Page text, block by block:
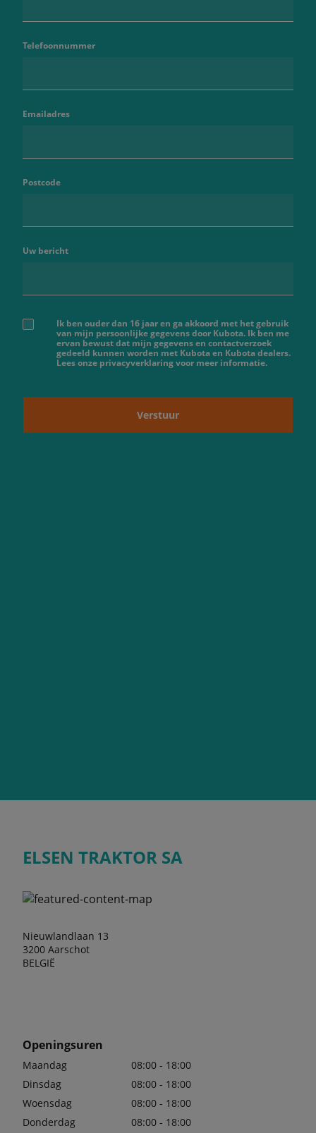
Telefoonnummer
Emailadres
Postcode
Uw bericht
Ik ben ouder dan 16 jaar en ga akkoord met het gebruik
van mijn persoonlijke gegevens door Kubota. Ik ben me
ervan bewust dat mijn gegevens en contactverzoek
gedeeld kunnen worden met Kubota en Kubota dealers.
Lees onze privacyverklaring voor meer informatie.
Verstuur
ELSEN TRAKTOR SA
Nieuwlandlaan 13
3200 Aarschot
BELGIË
Openingsuren
Maandag
08:00 - 18:00
Dinsdag
08:00 - 18:00
Woensdag
08:00 - 18:00
Donderdag
08:00 - 18:00